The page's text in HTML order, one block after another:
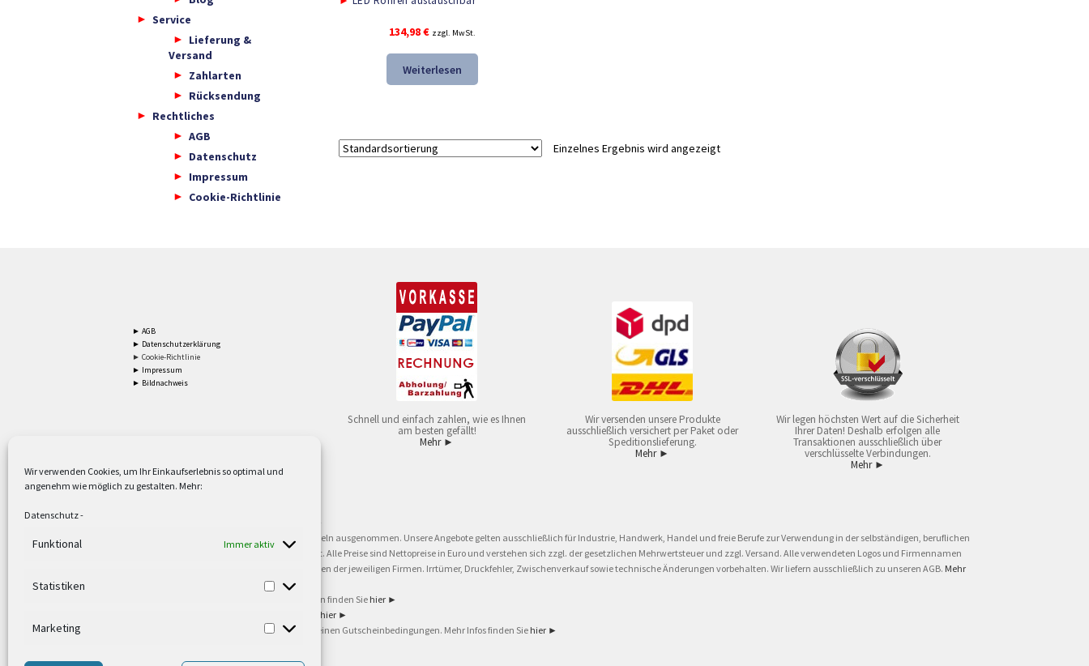
Wir verwenden Cookies, um Ihr Einkaufserlebnis so optimal und
angenehm wie möglich zu gestalten. Mehr:
Datenschutz-
Funktional Immer aktiv
Statistiken
Marketing
134,98€ zzgl. MwSt.
Weiterlesen
Einzelnes Ergebnis wird angezeigt
Service
Lieferung &
Versand
Zahlarten
Rücksendung
Rechtliches
AGB
Datenschutz
Impressum
Cookie-Richtlinie
► AGB
► Datenschutzerklärung
► Cookie-Richtlinie
► Impressum
► Bildnachweis
Schnell und einfach zahlen, wie es Ihnen
am besten gefällt!
Mehr ►
Wir versenden unsere Produkte
ausschließlich versichert per Paket oder
Speditionslieferung.
Mehr ►
Wir legen höchsten Wert auf die Sicherheit
Ihrer Daten! Deshalb erfolgen alle
Transaktionen ausschließlich über
verschlüsselte Verbindungen.
Mehr ►
Versandkostenfrei ab 59,90 € Nettowarenwert. Inseln ausgenommen. Unsere Angebote gelten ausschließlich für Industrie, Handwerk, Handel und freie Berufe zur Verwendung in der selbständigen, beruflichen
oder gewerblichen Tätigkeit. Kein Verkauf an privat. Alle Preise sind Nettopreise in Euro und verstehen sich zzgl. der gesetzlichen Mehrwertsteuer und zzgl. Versand. Alle verwendeten Logos und Firmennamen
sind Warenzeichen oder eingetragene Warenzeichen der jeweiligen Firmen. Irrtümer, Druckfehler, Zwischenverkauf sowie technische Änderungen vorbehalten. Wir liefern ausschließlich zu unseren AGB. Mehr
Weitere Informationen und Zahlungsbedingungen finden Sie hier ►
hier ►
Ab 79,- Nettowarenwert. Es gelten unsere allgemeinen Gutscheinbedingungen. Mehr Infos finden Sie hier ►
©2002-2021 TEUTO LICHT GmbH